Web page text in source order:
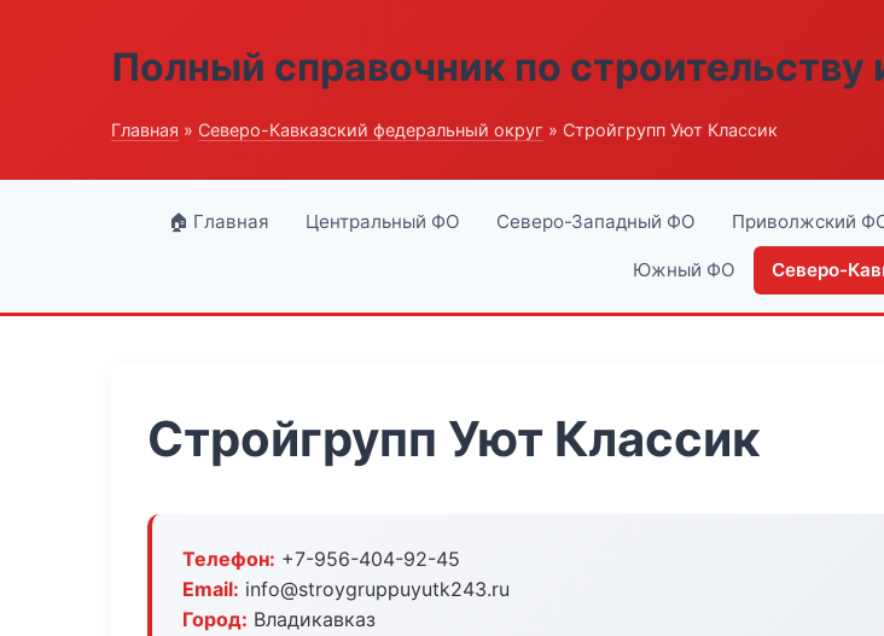
Полный справочник по строительству
Главная » Северо-Кавказский федеральный округ » Стройгрупп Уют Классик
🏠 Главная Центральный ФО Северо-Западный ФО Приволжский
Южный ФО Северо-
Стройгрупп Уют Классик
Телефон: +7-956-404-92-45
Email: info@stroygruppuyutk243.ru
Город: Владикавказ